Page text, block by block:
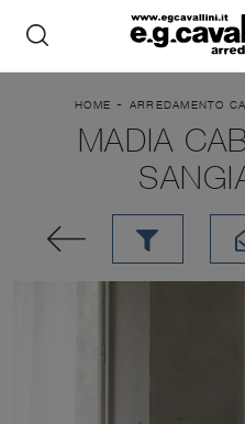
HOME - ARREDAMENTO
MADIA